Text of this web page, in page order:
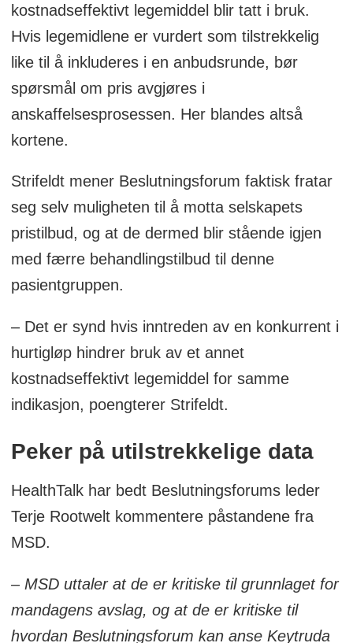
kostnadseffektivt legemiddel blir tatt i bruk.
Hvis legemidlene er vurdert som tilstrekkelig
like til å inkluderes i en anbudsrunde, bør
spørsmål om pris avgjøres i
anskaffelsesprosessen. Her blandes altså
kortene.
Strifeldt mener Beslutningsforum faktisk fratar
seg selv muligheten til å motta selskapets
pristilbud, og at de dermed blir stående igjen
med færre behandlingstilbud til denne
pasientgruppen.
– Det er synd hvis inntreden av en konkurrent i
hurtigløp hindrer bruk av et annet
kostnadseffektivt legemiddel for samme
indikasjon, poengterer Strifeldt.
Peker på utilstrekkelige data
HealthTalk har bedt Beslutningsforums leder
Terje Rootwelt kommentere påstandene fra
MSD.
– MSD uttaler at de er kritiske til grunnlaget for
mandagens avslag, og at de er kritiske til
hvordan Beslutningsforum kan anse Keytruda